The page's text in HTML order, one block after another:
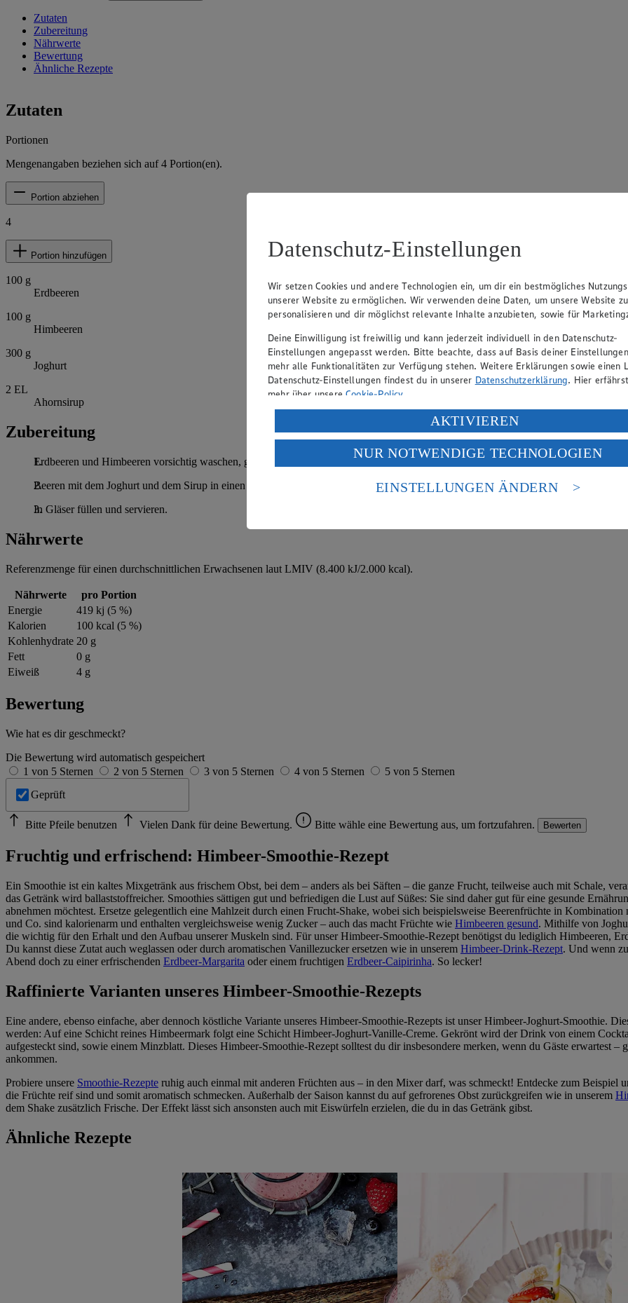
Zutaten
Zubereitung
Nährwerte
Bewertung
Ähnliche Rezepte
Zutaten
Portionen
Mengenangaben beziehen sich auf4 Portion(en).
Portion abziehen
4
Portion hinzufügen
100 g
Erdbeeren
100 g
Himbeeren
300 g
Joghurt
2 EL
Ahornsirup
Zubereitung
Erdbeeren und Himbeeren vorsichtig waschen, gut abtropfen lassen, von den Erdbeeren die Kelche entfernen.
Beeren mit dem Joghurt und dem Sirup in einen Mixer geben und gut durchmixen.
In Gläser füllen und servieren.
Nährwerte
Referenzmenge für einen durchschnittlichen Erwachsenen laut LMIV (8.400 kJ/2.000 kcal).
Nährwerte
pro Portion
Energie
419 kj (5 %)
Kalorien
100 kcal (5 %)
Kohlenhydrate 20 g
Fett
0 g
Eiweiß
4 g
Bewertung
Wie hat es dir geschmeckt?
Die Bewertung wird automatisch gespeichert
1 von 5 Sternen
2 von 5 Sternen 3 von 5 Sternen 4 von 5 Sternen
5 von 5 Sternen
Geprüft
Bitte Pfeile benutzen Vielen Dank für deine Bewertung. Bitte wähle eine Bewertung aus, um fortzufahren. Bewerten
Fruchtig und erfrischend: Himbeer-Smoothie-Rezept
Ein Smoothie ist ein kaltes Mixgetränk aus frischem Obst, bei dem – anders als bei Säften – die ganze Frucht, teilweise auch mit Schale,
das Getränk wird ballaststoffreicher. Smoothies sättigen gut und befriedigen die Lust auf Süßes: Sie sind daher gut für eine gesunde
abnehmen möchtest. Ersetze gelegentlich eine Mahlzeit durch einen Frucht-Shake, wobei sich beispielsweise Beerenfrüchte in
und Co. sind kalorienarm und enthalten vergleichsweise wenig Zucker – auch das macht Früchte wie Himbeeren gesund. Mithilfe von
die wichtig für den Erhalt und den Aufbau unserer Muskeln sind. Für unser Himbeer-Smoothie-Rezept benötigst du lediglich Himbeeren,
Du kannst diese Zutat auch weglassen oder durch aromatischen Vanillezucker ersetzen wie in unserem Himbeer-Drink-Rezept. Und wenn
Abend doch zu einer erfrischenden Erdbeer-Margarita oder einem fruchtigen Erdbeer-Caipirinha. So lecker!
Raffinierte Varianten unseres Himbeer-Smoothie-Rezepts
Eine andere, ebenso einfache, aber dennoch köstliche Variante unseres Himbeer-Smoothie-Rezepts ist unser Himbeer-Joghurt-Smoothie.
werden: Auf eine Schicht reines Himbeermark folgt eine Schicht Himbeer-Joghurt-Vanille-Creme. Gekrönt wird der Drink von einem
aufgesteckt sind, sowie einem Minzblatt. Dieses Himbeer-Smoothie-Rezept solltest du dir insbesondere merken, wenn du Gäste erwartest –
ankommen.
Probiere unsere Smoothie-Rezepte ruhig auch einmal mit anderen Früchten aus – in den Mixer darf, was schmeckt! Entdecke zum Beispiel
die Früchte reif sind und somit aromatisch schmecken. Außerhalb der Saison kannst du auf gefrorenes Obst zurückgreifen wie in unserem
dem Shake zusätzlich Frische. Der Effekt lässt sich ansonsten auch mit Eiswürfeln erzielen, die du in das Getränk gibst.
Ähnliche Rezepte
Datenschutz-Einstellungen
Wir setzen Cookies und andere Technologien ein, um dir ein bestmögliches
unserer Website zu ermöglichen. Wir verwenden deine Daten, um unsere Website zu
personalisieren und dir möglichst relevante Inhalte anzubieten, sowie für
Deine Einwilligung ist freiwillig und kann jederzeit individuell in den Datenschutz-
Einstellungen angepasst werden. Bitte beachte, dass auf Basis deiner
mehr alle Funktionalitäten zur Verfügung stehen. Weitere Erklärungen sowie einen
Datenschutz-Einstellungen findest du in unserer Datenschutzerklärung. Hier
mehr über unsereCookie-Policy.
Verarbeitung deiner personenbezogenen Daten in den USA durch Facebook und
Wenn du auf „Aktivieren“ klickst, willigst du im Sinne des Art. 49 Abs. 1 Satz 1 lit.
ein, dass deine Daten in den USA verarbeitet werden. Der EuGH sieht die USA als
einem nach europäischen Standards nicht angemessenen Datenschutzniveau an. Es
Risiko eines Zugriffs durch US-amerikanische Behörden.
AKTIVIEREN
NUR NOTWENDIGE TECHNOLOGIEN
EINSTELLUNGEN ÄNDERN